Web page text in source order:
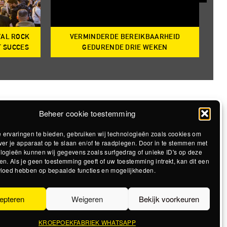
Beheer cookie toestemming
ervaringen te bieden, gebruiken wij technologieën zoals cookies om
je apparaat op te slaan en/of te raadplegen. Door in te stemmen met
kunnen wij gegevens zoals surfgedrag of unieke ID's op deze
Als je geen toestemming geeft of uw toestemming intrekt, kan dit een
hebben op bepaalde functies en mogelijkheden.
Weigeren Bekijk voorkeuren
KROEPOEKFABRIEK WHATSAPP
ROCK
SUCCES
VERMINDERDE BEREIKBAARHEID
GEDURENDE DRIE WEKEN